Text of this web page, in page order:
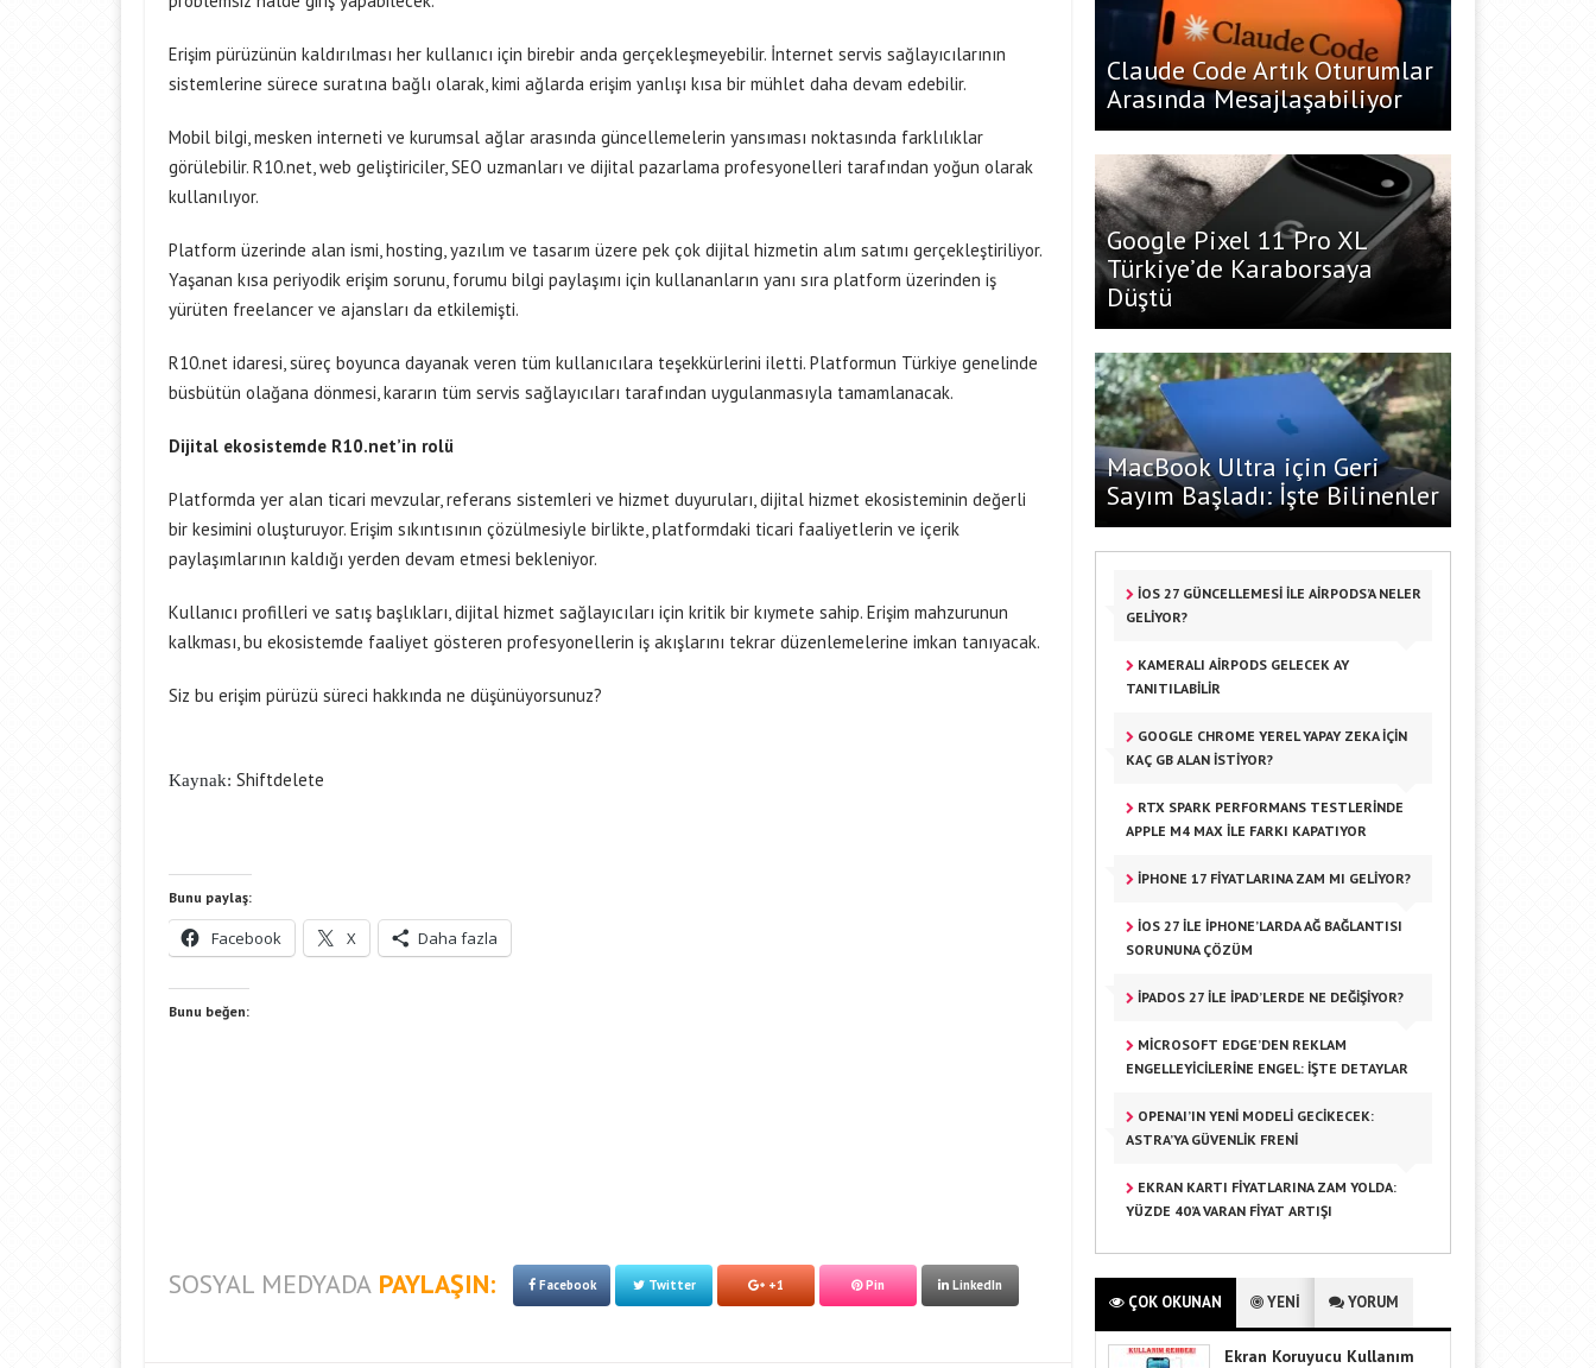
Erişim pürüzünün kaldırılması her kullanıcı için birebir anda gerçekleşmeyebilir. İnternet servis sağlayıcılarının
sistemlerine sürece suratına bağlı olarak, kimi ağlarda erişim yanlışı kısa bir mühlet daha devam edebilir.
Mobil bilgi, mesken interneti ve kurumsal ağlar arasında güncellemelerin yansıması noktasında farklılıklar
görülebilir. R10.net, web geliştiriciler, SEO uzmanları ve dijital pazarlama profesyonelleri tarafından yoğun olarak
kullanılıyor.
Platform üzerinde alan ismi, hosting, yazılım ve tasarım üzere pek çok dijital hizmetin alım satımı gerçekleştiriliyor.
Yaşanan kısa periyodik erişim sorunu, forumu bilgi paylaşımı için kullananların yanı sıra platform üzerinden iş
yürüten freelancer ve ajansları da etkilemişti.
R10.net idaresi, süreç boyunca dayanak veren tüm kullanıcılara teşekkürlerini iletti. Platformun Türkiye genelinde
büsbütün olağana dönmesi, kararın tüm servis sağlayıcıları tarafından uygulanmasıyla tamamlanacak.
Dijital ekosistemde R10.net’in rolü
Platformda yer alan ticari mevzular, referans sistemleri ve hizmet duyuruları, dijital hizmet ekosisteminin değerli
bir kesimini oluşturuyor. Erişim sıkıntısının çözülmesiyle birlikte, platformdaki ticari faaliyetlerin ve içerik
paylaşımlarının kaldığı yerden devam etmesi bekleniyor.
Kullanıcı profilleri ve satış başlıkları, dijital hizmet sağlayıcıları için kritik bir kıymete sahip. Erişim mahzurunun
kalkması, bu ekosistemde faaliyet gösteren profesyonellerin iş akışlarını tekrar düzenlemelerine imkan tanıyacak.
Siz bu erişim pürüzü süreci hakkında ne düşünüyorsunuz?
Kaynak: Shiftdelete
Bunu paylaş:
Facebook X Daha fazla
Bunu beğen:
SOSYAL MEDYADA PAYLAŞIN: Facebook Twitter +1 Pin LinkedIn
Claude Code Artık Oturumlar
Arasında Mesajlaşabiliyor
Google Pixel 11 Pro XL
Türkiye’de Karaborsaya
Düştü
MacBook Ultra için Geri
Sayım Başladı: İşte Bilinenler
IOS 27 GÜNCELLEMESI ILE AIRPODS’A NELER
GELIYOR?
KAMERALI AIRPODS GELECEK AY
TANITILABILIR
GOOGLE CHROME YEREL YAPAY ZEKA IÇIN
KAÇ GB ALAN İSTIYOR?
RTX SPARK PERFORMANS TESTLERINDE
APPLE M4 MAX ILE FARKI KAPATIYOR
IPHONE 17 FIYATLARINA ZAM MI GELIYOR?
IOS 27 ILE IPHONE’LARDA AĞ BAĞLANTISI
SORUNUNA ÇÖZÜM
IPADOS 27 ILE IPAD’LERDE NE DEĞIŞIYOR?
MICROSOFT EDGE’DEN REKLAM
ENGELLEYICILERINE ENGEL: İŞTE DETAYLAR
OPENAI’IN YENI MODELI GECIKECEK:
ASTRA’YA GÜVENLIK FRENI
EKRAN KARTI FIYATLARINA ZAM YOLDA:
YÜZDE 40’A VARAN FIYAT ARTIŞI
ÇOK OKUNAN YENİ YORUM
Ekran Koruyucu Kullanım